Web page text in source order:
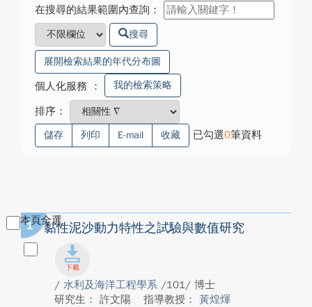
在搜尋的結果範圍內查詢：
搜尋
展開檢索結果的年代分布圖
個人化服務 ： 我的檢索策略
排序：
儲存 列印 E-mail 收藏 已勾選0筆資料
本頁全選
1 黏性泥沙動力特性之試驗與數值研究
/ 水利及海洋工程學系 /101/ 博士
研究生： 許文陽
指導教授： 黃煌煇